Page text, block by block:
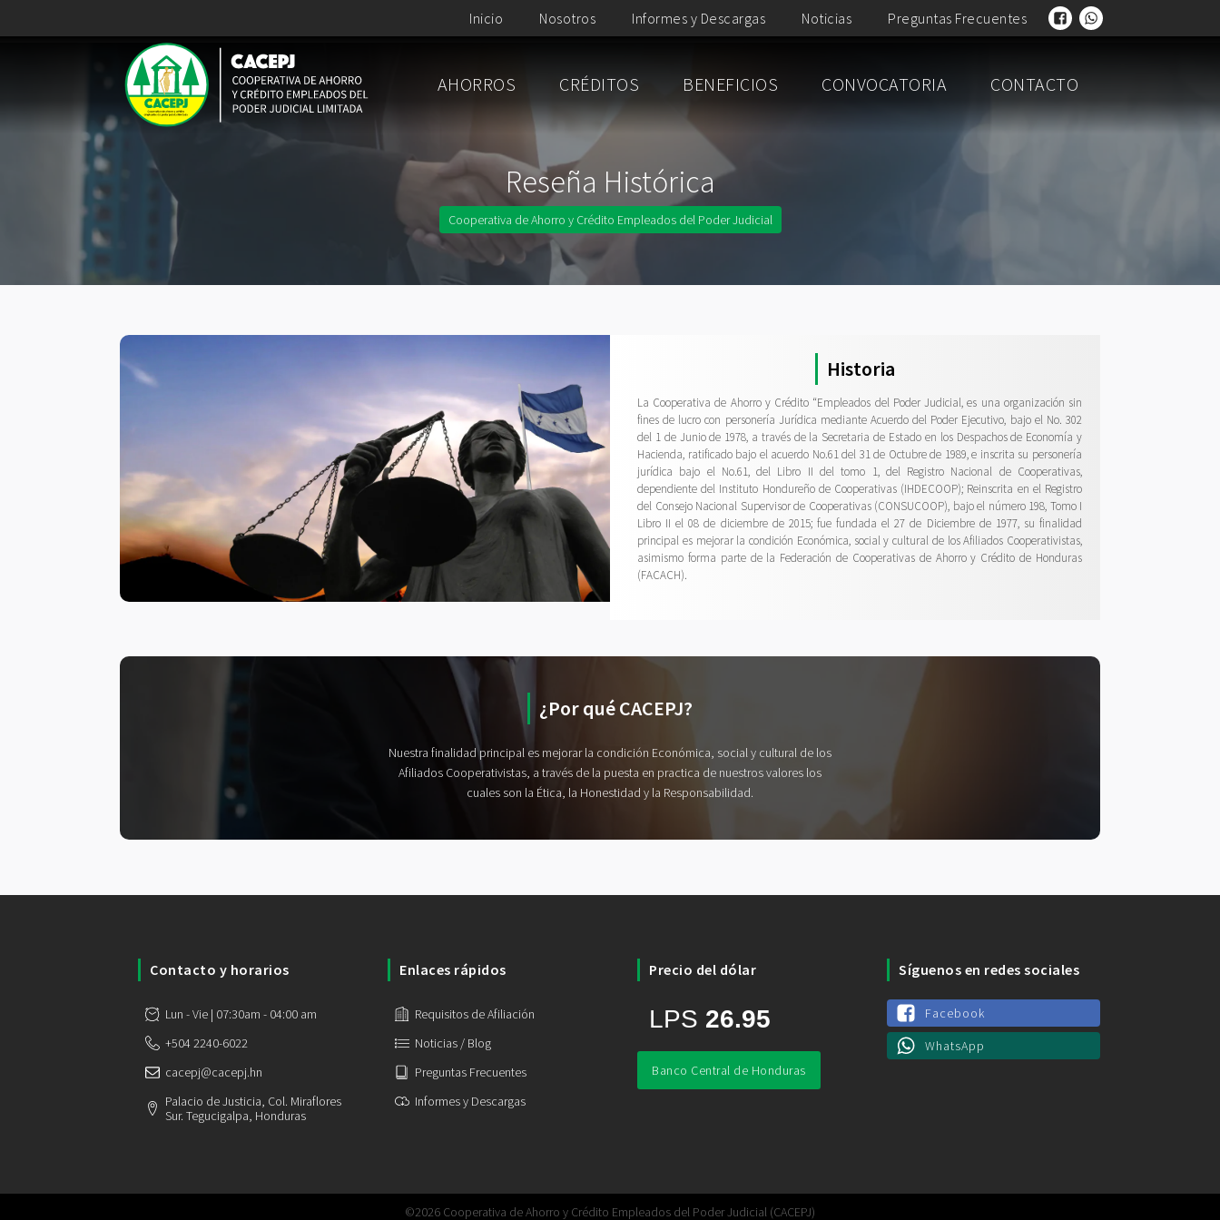
Inicio Nosotros Informes y Descargas Noticias Preguntas Frecuentes
AHORROS CRÉDITOS BENEFICIOS CONVOCATORIA CONTACTO
Reseña Histórica
Cooperativa de Ahorro y Crédito Empleados del Poder Judicial
Historia
La Cooperativa de Ahorro y Crédito “Empleados del Poder Judicial, es una organización sin
fines de lucro con personería Jurídica mediante Acuerdo del Poder Ejecutivo, bajo el No. 302
del 1 de Junio de 1978, a través de la Secretaria de Estado en los Despachos de Economía y
Hacienda, ratificado bajo el acuerdo No.61 del 31 de Octubre de 1989, e inscrita su personería
jurídica bajo el No.61, del Libro II del tomo 1, del Registro Nacional de Cooperativas,
dependiente del Instituto Hondureño de Cooperativas (IHDECOOP); Reinscrita en el Registro
del Consejo Nacional Supervisor de Cooperativas (CONSUCOOP), bajo el número 198, Tomo I
Libro II el 08 de diciembre de 2015; fue fundada el 27 de Diciembre de 1977, su finalidad
principal es mejorar la condición Económica, social y cultural de los Afiliados Cooperativistas,
asimismo forma parte de la Federación de Cooperativas de Ahorro y Crédito de Honduras
(FACACH).
¿Por qué CACEPJ?
Nuestra finalidad principal es mejorar la condición Económica, social y cultural de los
Afiliados Cooperativistas, a través de la puesta en practica de nuestros valores los
cuales son la Ética, la Honestidad y la Responsabilidad.
Contacto y horarios
Lun - Vie | 07:30am - 04:00 am
+504 2240-6022
cacepj@cacepj.hn
Palacio de Justicia, Col. Miraflores
Sur. Tegucigalpa, Honduras
Enlaces rápidos
Requisitos de Afiliación
Noticias / Blog
Preguntas Frecuentes
Informes y Descargas
Precio del dólar
Banco Central de Honduras
Síguenos en redes sociales
Facebook
WhatsApp
©2026 Cooperativa de Ahorro y Crédito Empleados del Poder Judicial (CACEPJ)